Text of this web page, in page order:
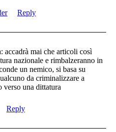
Reply
accadrà mai che articoli così
nazionale e rimbalzeranno in
un nemico, si basa su
da criminalizzare a
verso una dittatura
Reply